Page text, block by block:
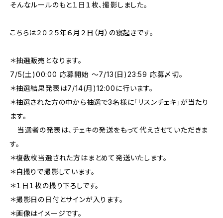
そんなルールのもと１日１枚、撮影しました。
こちらは２０２５年６月２日（月）の寝起きです。
＊抽選販売となります。
7/5(土)00:00 応募開始 〜7/13(日)23:59 応募〆切。
＊抽選結果発表は7/14(月)12:00に行います。
＊抽選された方の中から抽選で3名様に「リスンチェキ」が当たり
ます。
当選者の発表は、チェキの発送をもって代えさせていただきま
す。
＊複数枚当選された方はまとめて発送いたします。
＊自撮りで撮影しています。
＊１日１枚の撮り下ろしです。
＊撮影日の日付とサインが入ります。
＊画像はイメージです。